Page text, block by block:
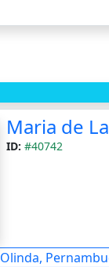
Maria de
ID: #40742
Olinda,